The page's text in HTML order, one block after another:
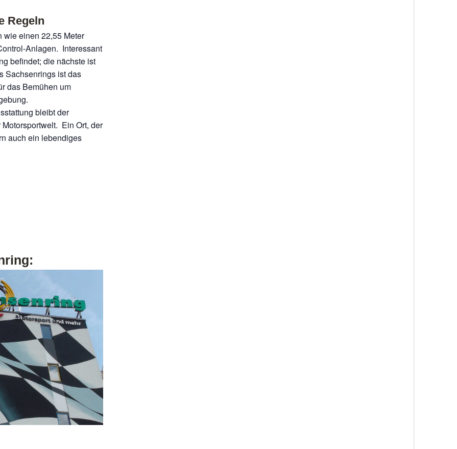
Regeln
wie einen 22,55 Meter
Anlagen. Interessant
befindet; die nächste ist
Sachsenrings ist das
das Bemühen um
bleibt der
Ein Ort, der
auch ein lebendiges